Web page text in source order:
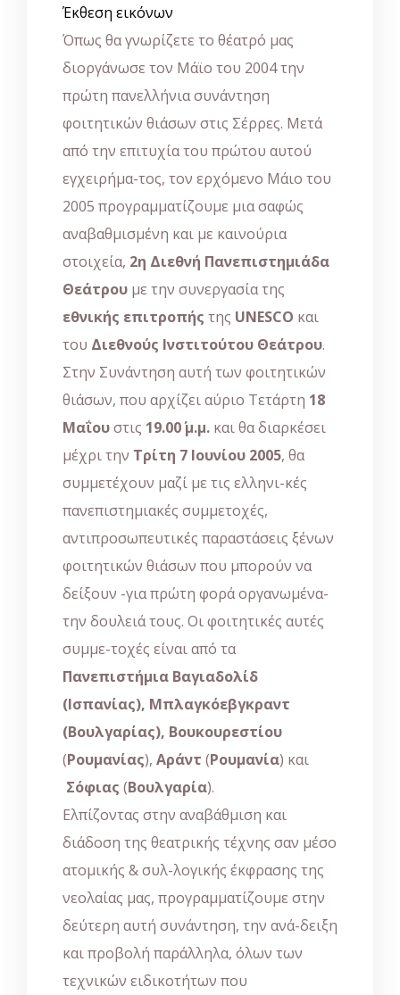
Έκθεση εικόνων
Όπως θα γνωρίζετε το θέατρό μας
διοργάνωσε τον Μάϊο του 2004 την
πρώτη πανελλήνια συνάντηση
φοιτητικών θιάσων στις Σέρρες. Μετά
από την επιτυχία του πρώτου αυτού
εγχειρήμα-τος, τον ερχόμενο Μάιο του
2005 προγραμματίζουμε μια σαφώς
αναβαθμισμένη και με καινούρια
στοιχεία, 2η Διεθνή Πανεπιστημιάδα
Θεάτρου με την συνεργασία της
εθνικής επιτροπής της UNESCO και
του Διεθνούς Ινστιτούτου Θεάτρου.
Στην Συνάντηση αυτή των φοιτητικών
θιάσων, που αρχίζει αύριο Τετάρτη 18
Μαΐουστις 19.00΄ μ.μ. και θα διαρκέσει
μέχρι την Τρίτη 7 Ιουνίου 2005, θα
συμμετέχουν μαζί με τις ελληνι-κές
πανεπιστημιακές συμμετοχές,
αντιπροσωπευτικές παραστάσεις ξένων
φοιτητικών θιάσων που μπορούν να
δείξουν -για πρώτη φορά οργανωμένα-
την δουλειά τους. Οι φοιτητικές αυτές
συμμε-τοχές είναι από τα
Πανεπιστήμια Βαγιαδολίδ
(Ισπανίας), Μπλαγκόεβγκραντ
(Βουλγαρίας), Βουκουρεστίου
(Ρουμανίας), Αράντ (Ρουμανία) και
Σόφιας (Βουλγαρία).
Ελπίζοντας στην αναβάθμιση και
διάδοση της θεατρικής τέχνης σαν μέσο
ατομικής & συλ-λογικής έκφρασης της
νεολαίας μας, προγραμματίζουμε στην
δεύτερη αυτή συνάντηση, την ανά-δειξη
και προβολή παράλληλα, όλων των
τεχνικών ειδικοτήτων που